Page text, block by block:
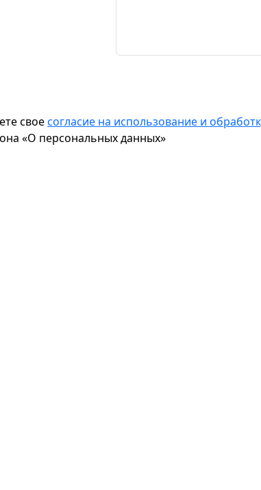
своесогласие на использование и
«О персональных данных»